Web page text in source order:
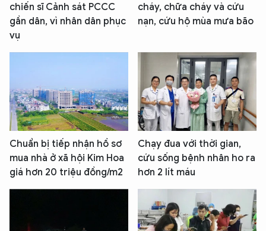
chiến sĩ Cảnh sát PCCC
gần dân, vì nhân dân phục
vụ
cháy, chữa cháy và cứu
nạn, cứu hộ mùa mưa bão
Chuẩn bị tiếp nhận hồ sơ
mua nhà ở xã hội Kim Hoa
giá hơn 20 triệu đồng/m2
Chạy đua với thời gian,
cứu sống bệnh nhân ho ra
hơn 2 lít máu